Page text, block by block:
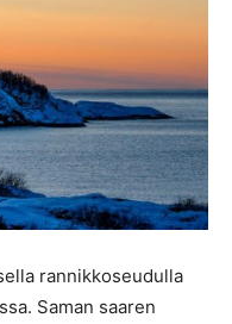
rannikkoseudulla
Saman saaren